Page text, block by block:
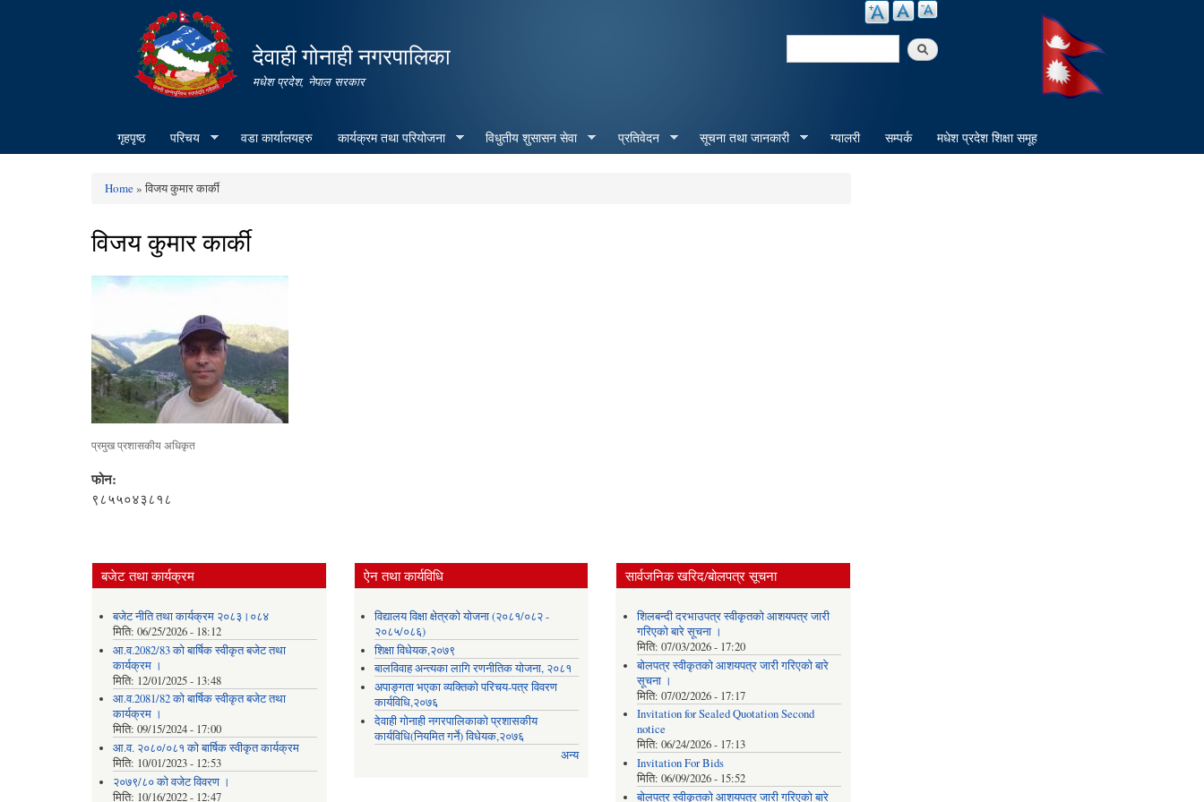
देवाही गोनाही नगरपालिका
मधेश प्रदेश, नेपाल सरकार
Search
गृहपृष्ठ परिचय वडा कार्यालयहरु कार्यक्रम तथा परियोजना विधुतीय शुसासन सेवा प्रतिवेदन सूचना तथा जानकारी ग्यालरी सम्पर्क मधेश प्रदेश शिक्षा समूह
You are here
Home» विजय कुमार कार्की
विजय कुमार कार्की
प्रमुख प्रशासकीय अधिकृत
फोन:
९८५५०४३८१८
बजेट तथा कार्यक्रम
बजेट नीति तथा कार्यक्रम २०८३।०८४
मिति: 06/25/2026 - 18:12
आ.व.2082/83 को बार्षिक स्वीकृत बजेट तथा
कार्यक्रम ।
मिति: 12/01/2025 - 13:48
आ.व.2081/82 को बार्षिक स्वीकृत बजेट तथा
कार्यक्रम ।
मिति: 09/15/2024 - 17:00
आ.व. २०८०/०८१ को बार्षिक स्वीकृत कार्यक्रम
मिति: 10/01/2023 - 12:53
२०७९/८० को वजेट विवरण ।
मिति: 10/16/2022 - 12:47
ऐन तथा कार्यविधि
विद्यालय विक्षा क्षेत्रको योजना (२०८१/०८२ -
२०८५/०८६)
शिक्षा विधेयक,२०७९
बालविवाह अन्त्यका लागि रणनीतिक योजना, २०८१
अपाङ्गता भएका व्यक्तिको परिचय-पत्र विवरण
कार्यविधि,२०७६
देवाही गोनाही नगरपालिकाको प्रशासकीय
कार्यविधि(नियमित गर्ने) विधेयक,२०७६
अन्य
सार्वजनिक खरिद/बोलपत्र सूचना
शिलबन्दी दरभाउपत्र स्वीकृतको आशयपत्र जारी
गरिएको बारे सूचना ।
मिति: 07/03/2026 - 17:20
बोलपत्र स्वीकृतको आशयपत्र जारी गरिएको बारे
सूचना ।
मिति: 07/02/2026 - 17:17
Invitation for Sealed Quotation Second
notice
मिति: 06/24/2026 - 17:13
Invitation For Bids
मिति: 06/09/2026 - 15:52
बोलपत्र स्वीकृतको आशयपत्र जारी गरिएको बारे